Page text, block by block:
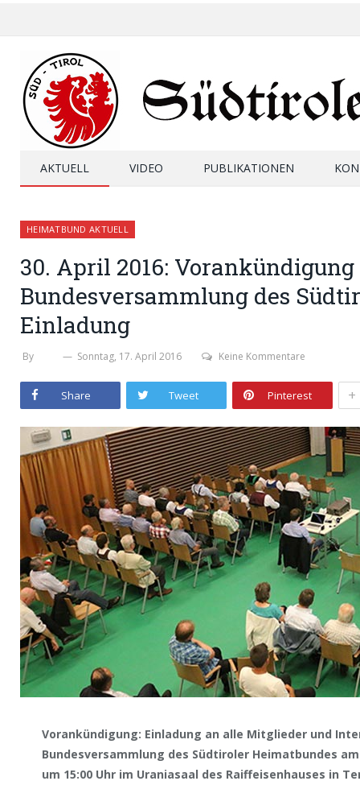
AKTUELL VIDEO PUBLIKATIONEN
HEIMATBUND AKTUELL
30. April 2016: Vorankündigung
Bundesversammlung des
Einladung
By Sonntag, 17. April 2016 Keine Kommentare
Share Tweet Pinterest +
Vorankündigung: Einladung an alle Mitglieder und
Bundesversammlung des Südtiroler Heimatbundes
um 15:00 Uhr im Uraniasaal des Raiffeisenhauses in